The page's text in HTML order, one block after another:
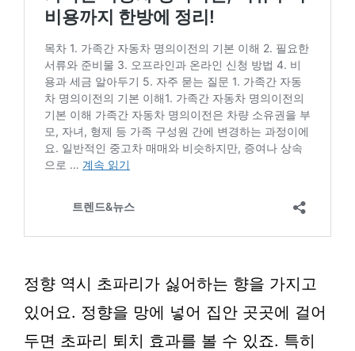
정향 역시 초파리가 싫어하는 향을 가지고
있어요. 정향을 망에 넣어 집안 곳곳에 걸어
두면 초파리 퇴치 효과를 볼 수 있죠. 특히